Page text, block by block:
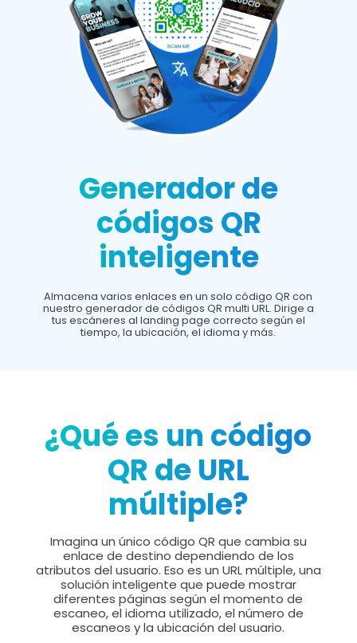
Generador de
códigos QR
inteligente
Almacena varios enlaces en un solo código QR con
nuestro generador de códigos QR multi URL. Dirige a
tus escáneres al landing page correcto según el
tiempo, la ubicación, el idioma y más.
¿Qué es un código
QR de URL
múltiple?
Imagina un único código QR que cambia su
enlace de destino dependiendo de los
atributos del usuario. Eso es un URL múltiple, una
solución inteligente que puede mostrar
diferentes páginas según el momento de
escaneo, el idioma utilizado, el número de
escaneos y la ubicación del usuario.